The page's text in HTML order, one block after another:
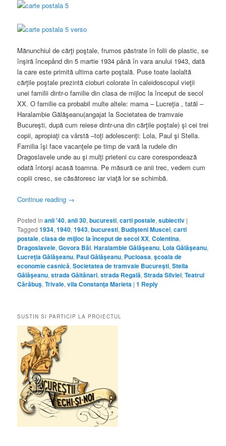
Mănunchiul de cărţi poştale, frumos păstrate în folii de plastic, se
înşiră începând din 5 martie 1934 până în vara anului 1943, dată
la care este primită ultima carte poştală. Puse toate laolaltă
cărţile poştale prezintă cioburi colorate în caleidoscopul vieţii
unei familii dintr-o familie din clasa de mijloc la început de secol
XX. O familie ca probabil multe altele: mama – Lucreţia , tatăl –
Haralambie Gălăşeanu(angajat la Societatea de tramvaie
Bucureşti, după cum reiese dintr-una din cărţile poştale) şi cei trei
copii, apropiaţi ca vârstă –toţi adolescenţi: Lola, Paul şi Stella.
Familia îşi face vacanţele pe timp de vară la rudele din
Dragoslavele unde au şi mulţi prieteni cu care corespondează
odată întorşi acasă toamna. Pe măsură ce anii trec, vedem cum
copiii cresc, se căsătoresc iar viaţă lor se schimbă.
Continue reading →
Posted in anii '40,anii 30,bucuresti,carti postale,subiectiv |
Tagged 1934,1940,1943,bucuresti, Budişteni Muscel,carti
postale,clasa de mijloc la început de secol XX,Colentina,
Dragoslavele,Govora Băi,Haralambie Gălăşeanu, Lola Gălăşeanu,
Lucreţia Gălăşeanu, Paul Gălăşeanu, Pucioasa,şcoala de
economie casnică,Societatea de tramvaie Bucureşti,Stella
Gălăşeanu,strada Găitănari,strada Regală,Strada Silviei,Teatrul
Cărăbuş,Trivale,vila Constanţa Marieta |1 Reply
SUSTIN SI PARTICIP LA PROIECTUL